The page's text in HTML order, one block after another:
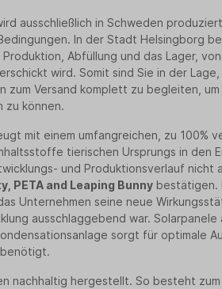
ausschließlich in Schweden
In der Stadt Helsingborg
Abfüllung und das Lager,
wird. Somit sind Sie in der
zum Versand komplett zu begleiten,
zu können.
mit einem umfangreichen, zu 100%
tierischen Ursprungs in den
und Produktionsverlauf nicht
PETA and Leaping Bunny bestätigen.
Unternehmen seine neue
ausschlaggebend war.
sorgt für optimale
benötigt.
nachhaltig hergestellt. So besteht